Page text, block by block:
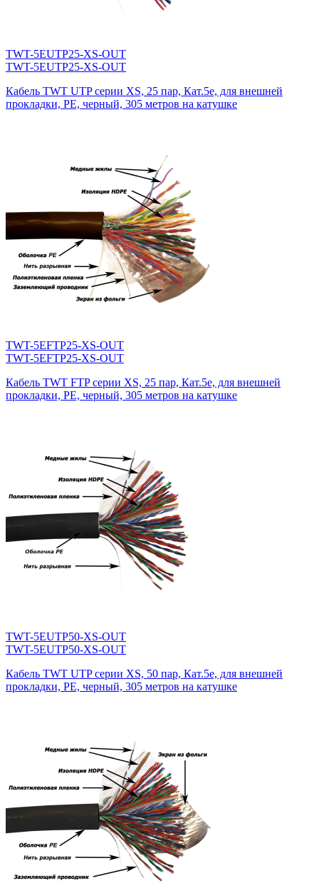
TWT-5EUTP25-XS-OUT
TWT-5EUTP25-XS-OUT
Кабель TWT UTP серии XS, 25 пар, Кат.5e, для внешней
прокладки, PE, черный, 305 метров на катушке
TWT-5EFTP25-XS-OUT
TWT-5EFTP25-XS-OUT
Кабель TWT FTP серии XS, 25 пар, Кат.5e, для внешней
прокладки, PE, черный, 305 метров на катушке
TWT-5EUTP50-XS-OUT
TWT-5EUTP50-XS-OUT
Кабель TWT UTP серии XS, 50 пар, Кат.5e, для внешней
прокладки, PE, черный, 305 метров на катушке